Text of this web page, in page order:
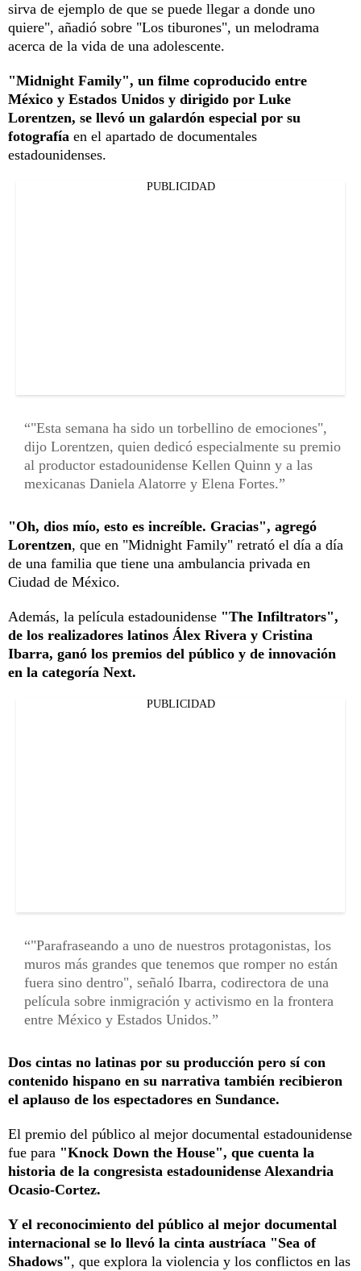
sirva de ejemplo de que se puede llegar a donde uno
quiere", añadió sobre "Los tiburones", un melodrama
acerca de la vida de una adolescente.
"Midnight Family", un filme coproducido entre
México y Estados Unidos y dirigido por Luke
Lorentzen, se llevó un galardón especial por su
fotografía en el apartado de documentales
estadounidenses.
PUBLICIDAD
"Esta semana ha sido un torbellino de emociones",
dijo Lorentzen, quien dedicó especialmente su premio
al productor estadounidense Kellen Quinn y a las
mexicanas Daniela Alatorre y Elena Fortes.
"Oh, dios mío, esto es increíble. Gracias", agregó
Lorentzen, que en "Midnight Family" retrató el día a día
de una familia que tiene una ambulancia privada en
Ciudad de México.
Además, la película estadounidense "The Infiltrators",
de los realizadores latinos Álex Rivera y Cristina
Ibarra, ganó los premios del público y de innovación
en la categoría Next.
PUBLICIDAD
"Parafraseando a uno de nuestros protagonistas, los
muros más grandes que tenemos que romper no están
fuera sino dentro", señaló Ibarra, codirectora de una
película sobre inmigración y activismo en la frontera
entre México y Estados Unidos.
Dos cintas no latinas por su producción pero sí con
contenido hispano en su narrativa también recibieron
el aplauso de los espectadores en Sundance.
El premio del público al mejor documental estadounidense
fue para "Knock Down the House", que cuenta la
historia de la congresista estadounidense Alexandria
Ocasio-Cortez.
Y el reconocimiento del público al mejor documental
internacional se lo llevó la cinta austríaca "Sea of
Shadows", que explora la violencia y los conflictos en las